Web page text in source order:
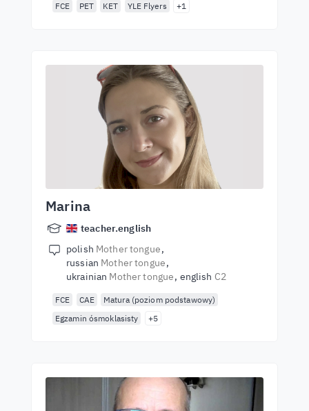
FCE PET KET YLE Flyers +1
Marina
teacher.english
polish Mother tongue
russian Mother tongue
ukrainian Mother tongue english C2
FCE CAE
Matura (poziom podstawowy)
Egzamin ósmoklasisty
+5